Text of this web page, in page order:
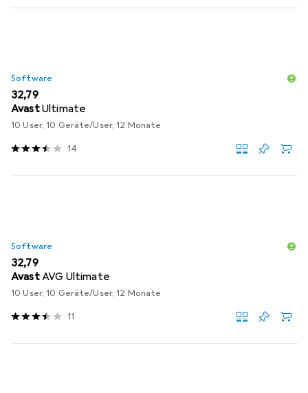
Software
EUR
32,79
AvastUltimate
10 User, 10 Geräte/User, 12 Monate
14
Software
EUR
32,79
AvastAVG Ultimate
10 User, 10 Geräte/User, 12 Monate
11